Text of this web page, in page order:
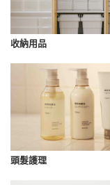
收納用品
頭髮護理